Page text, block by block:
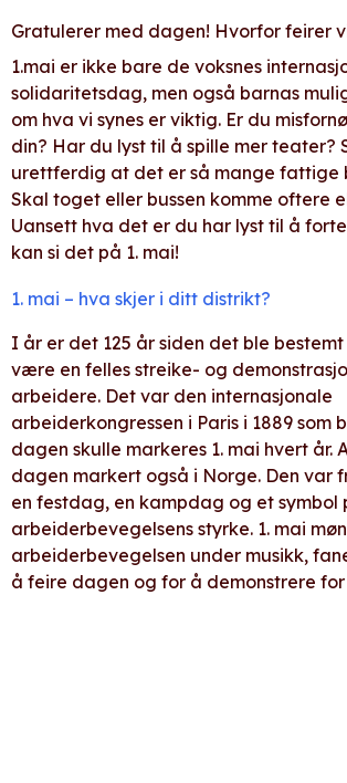
Gratulerer med dagen! Hvorfor feirer
1.mai er ikke bare de voksnes
solidaritetsdag, men også barnas
om hva vi synes er viktig. Er du
din? Har du lyst til å spille mer teater?
urettferdig at det er så mange fattige
Skal toget eller bussen komme oftere
Uansett hva det er du har lyst til å
kan si det på 1. mai!
1. mai – hva skjer i ditt distrikt?
I år er det 125 år siden det ble bestemt
være en felles streike- og
arbeidere. Det var den internasjonale
arbeiderkongressen i Paris i 1889 som
dagen skulle markeres 1. mai hvert år.
dagen markert også i Norge. Den var
en festdag, en kampdag og et symbol
arbeiderbevegelsens styrke. 1. mai
arbeiderbevegelsen under musikk,
å feire dagen og for å demonstrere for